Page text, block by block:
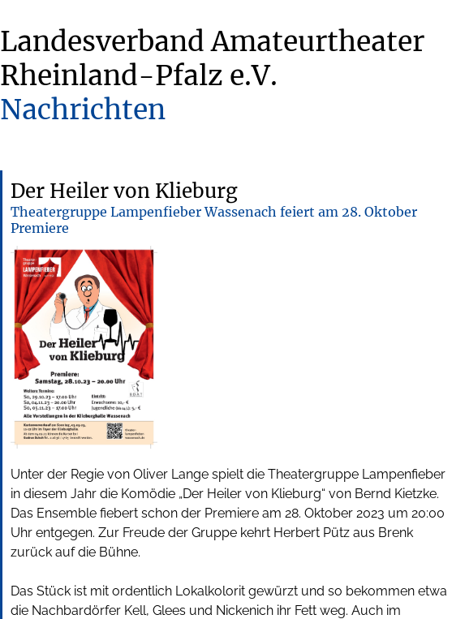
Landesverband Amateurtheater
Rheinland-Pfalz e.V.
Nachrichten
Der Heiler von Klieburg
Theatergruppe Lampenfieber Wassenach feiert am 28. Oktober
Premiere
Unter der Regie von Oliver Lange spielt die Theatergruppe Lampenfieber
in diesem Jahr die Komödie „Der Heiler von Klieburg“ von Bernd Kietzke.
Das Ensemble fiebert schon der Premiere am 28. Oktober 2023 um 20:00
Uhr entgegen. Zur Freude der Gruppe kehrt Herbert Pütz aus Brenk
zurück auf die Bühne.
Das Stück ist mit ordentlich Lokalkolorit gewürzt und so bekommen etwa
die Nachbardörfer Kell, Glees und Nickenich ihr Fett weg. Auch im